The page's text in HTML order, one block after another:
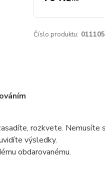
Číslo produktu:
rozkvete.
výsledky.
obdarovanému.